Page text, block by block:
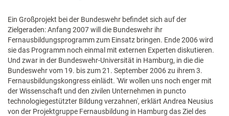
Ein Großprojekt bei der Bundeswehr befindet sich auf der
Zielgeraden: Anfang 2007 will die Bundeswehr ihr
Fernausbildungsprogramm zum Einsatz bringen. Ende 2006 wird
sie das Programm noch einmal mit externen Experten diskutieren.
Und zwar in der Bundeswehr-Universität in Hamburg, in die die
Bundeswehr vom 19. bis zum 21. September 2006 zu ihrem 3.
Fernausbildungskongress einlädt. 'Wir wollen uns noch enger mit
der Wissenschaft und den zivilen Unternehmen in puncto
technologiegestützter Bildung verzahnen', erklärt Andrea Neusius
von der Projektgruppe Fernausbildung in Hamburg das Ziel des